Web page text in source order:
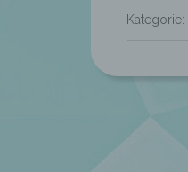
Kategorie: